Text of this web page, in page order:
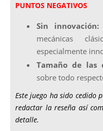
PUNTOS NEGATIVOS
Sin innovación:
mecánicas
especialmente
Tamaño de las
sobre todo
Este juego ha sido cedido
redactar la reseña así
detalle.